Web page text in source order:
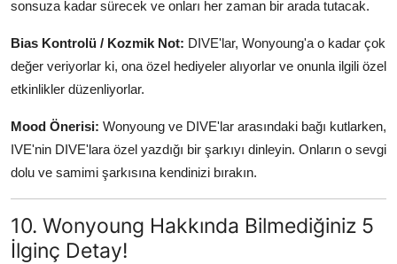
sonsuza kadar sürecek ve onları her zaman bir arada tutacak.
Bias Kontrolü / Kozmik Not: DIVE'lar, Wonyoung'a o kadar çok
değer veriyorlar ki, ona özel hediyeler alıyorlar ve onunla ilgili özel
etkinlikler düzenliyorlar.
Mood Önerisi: Wonyoung ve DIVE'lar arasındaki bağı kutlarken,
IVE'nin DIVE'lara özel yazdığı bir şarkıyı dinleyin. Onların o sevgi
dolu ve samimi şarkısına kendinizi bırakın.
10. Wonyoung Hakkında Bilmediğiniz 5
İlginç Detay!